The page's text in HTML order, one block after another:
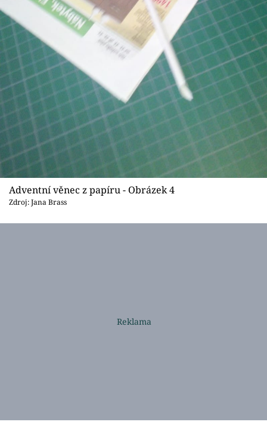
Adventní věnec z papíru - Obrázek 4
Zdroj: Jana Brass